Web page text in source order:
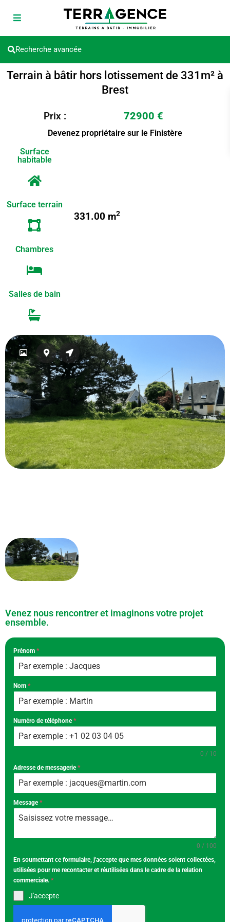
Recherche avancée
Terrain à bâtir hors lotissement de 331m² à
Brest
Prix : 72900 €
Devenez propriétaire sur le Finistère
Surface
habitable
Surface terrain
331.00 m2
Chambres
Salles de bain
Venez nous rencontrer et imaginons votre projet
ensemble.
Prénom *
Nom *
Numéro de téléphone*
0 / 10
Adresse de messagerie*
Message*
0 / 100
En soumettant ce formulaire, j'accepte que mes données soient collectées,
utilisées pour me recontacter et réutilisées dans le cadre de la relation
commerciale. *
J'accepte